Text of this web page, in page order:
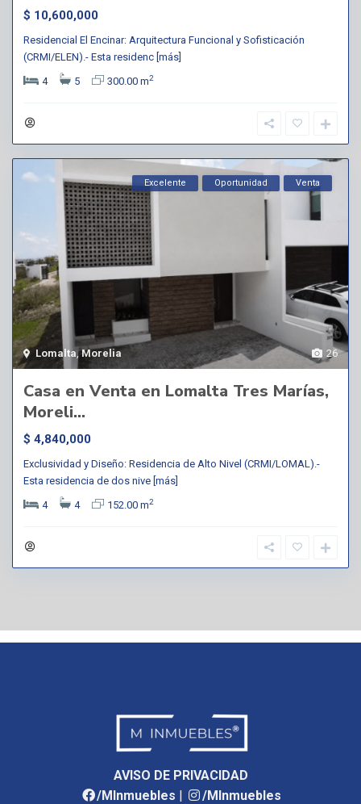
$ 10,600,000
Residencial El Encinar: Arquitectura Funcional y Sofisticación
(CRMI/ELEN).- Esta residenc [más]
4
5 300.00 m2
26
Lomalta ,Morelia
Excelente Oportunidad Venta
Casa en Venta en Lomalta Tres Marías,
Moreli...
$ 4,840,000
Exclusividad y Diseño: Residencia de Alto Nivel (CRMI/LOMAL).-
Esta residencia de dos nive [más]
4
4 152.00 m2
AVISO DE PRIVACIDAD
/MInmuebles |
/MInmuebles